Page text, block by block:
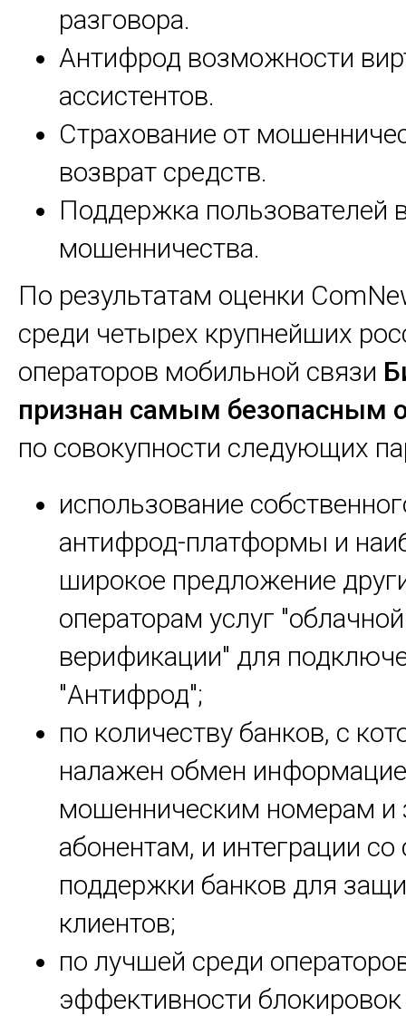
разговора.
Антифрод возможности
ассистентов.
Страхование от
возврат средств.
Поддержка пользователей
мошенничества.
По результатам оценки
среди четырех крупнейших
операторов мобильной связи
признан самым безопасным
по совокупности следующих
использование
антифрод-платформы и
широкое предложение
операторам услуг "облачной
верификации" для
"Антифрод";
по количеству банков, с
налажен обмен
мошенническим номерам и
абонентам, и интеграции
поддержки банков для
клиентов;
по лучшей среди
эффективности блокировок